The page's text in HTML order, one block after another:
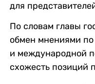
для
По словам главы
обмен мнениями по
и международной
схожесть позиций